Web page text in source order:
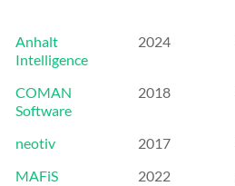
Anhalt
Intelligence
2024
COMAN
Software
2018
neotiv 2017
MAFiS 2022